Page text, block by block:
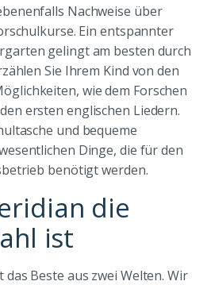
Nachweise über
Ein entspannter
gelingt am besten durch
Sie Ihrem Kind von den
wie dem Forschen
ersten englischen Liedern.
und bequeme
Dinge, die für den
benötigt werden.
die
ist
das Beste aus zwei Welten. Wir